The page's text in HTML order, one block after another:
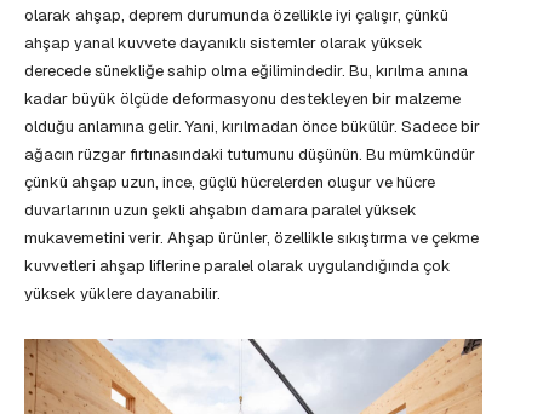
olarak ahşap, deprem durumunda özellikle iyi çalışır, çünkü
ahşap yanal kuvvete dayanıklı sistemler olarak yüksek
derecede sünekliğe sahip olma eğilimindedir. Bu, kırılma anına
kadar büyük ölçüde deformasyonu destekleyen bir malzeme
olduğu anlamına gelir. Yani, kırılmadan önce bükülür. Sadece bir
ağacın rüzgar fırtınasındaki tutumunu düşünün. Bu mümkündür
çünkü ahşap uzun, ince, güçlü hücrelerden oluşur ve hücre
duvarlarının uzun şekli ahşabın damara paralel yüksek
mukavemetini verir. Ahşap ürünler, özellikle sıkıştırma ve çekme
kuvvetleri ahşap liflerine paralel olarak uygulandığında çok
yüksek yüklere dayanabilir.